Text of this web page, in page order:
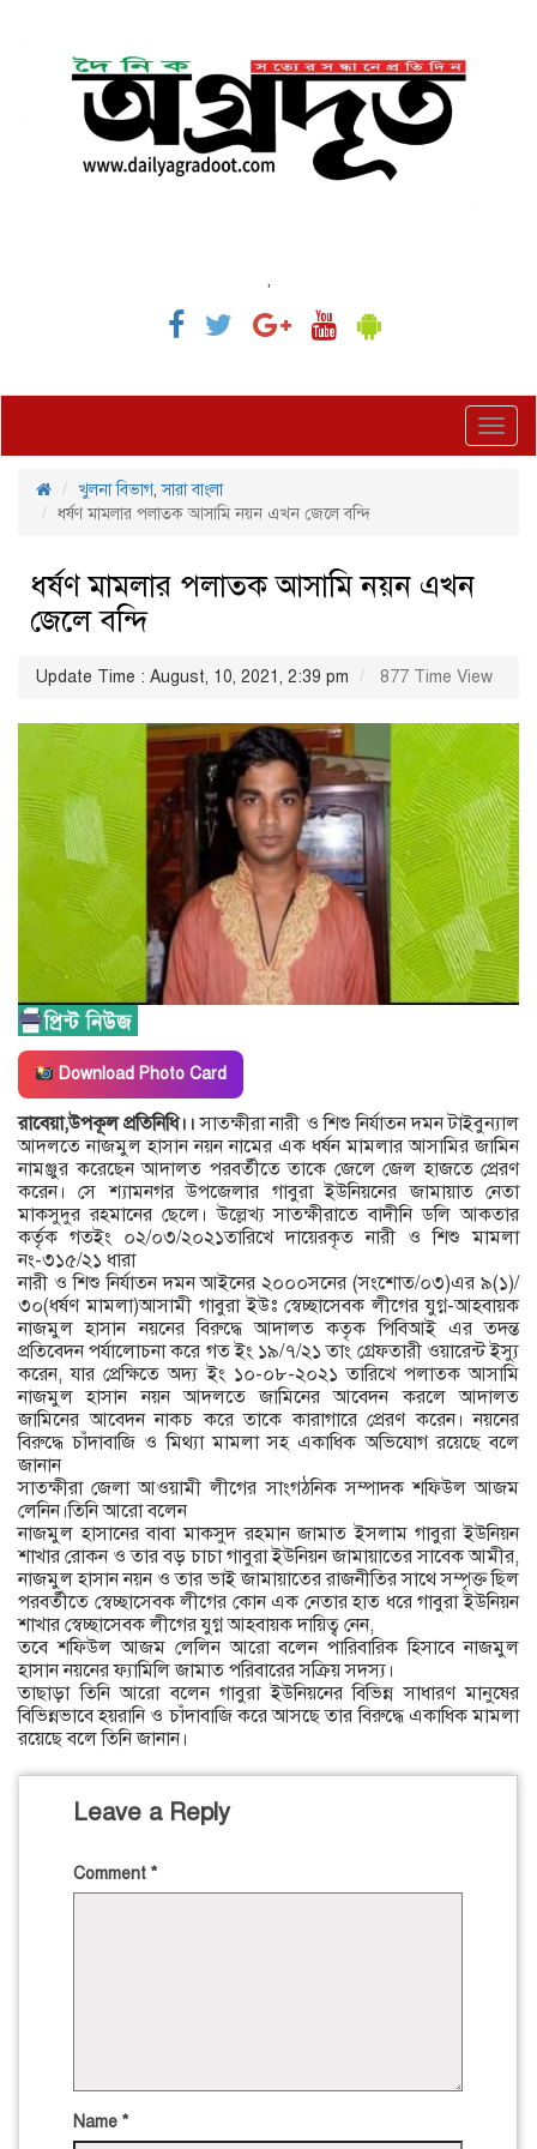
,
খুলনা বিভাগ,সারা বাংলা
ধর্ষণ মামলার পলাতক আসামি নয়ন এখন জেলে বন্দি
ধর্ষণ মামলার পলাতক আসামি নয়ন এখন
জেলে বন্দি
Update Time : August, 10, 2021, 2:39 pm 877 Time View
Download Photo Card
রাবেয়া,উপকূল প্রতিনিধি।। সাতক্ষীরা নারী ও শিশু নির্যাতন দমন টাইবুন্যাল
আদলতে নাজমুল হাসান নয়ন নামের এক ধর্ষন মামলার আসামির জামিন
নামঞ্জুর করেছেন আদালত পরবর্তীতে তাকে জেলে জেল হাজতে প্রেরণ
করেন। সে শ্যামনগর উপজেলার গাবুরা ইউনিয়নের জামায়াত নেতা
মাকসুদুর রহমানের ছেলে। উল্লেখ্য সাতক্ষীরাতে বাদীনি ডলি আকতার
কর্তৃক গতইং ০২/০৩/২০২১তারিখে দায়েরকৃত নারী ও শিশু মামলা
নং-৩১৫/২১ ধারা
নারী ও শিশু নির্যাতন দমন আইনের ২০০০সনের (সংশোত/০৩)এর ৯(১)/
৩০(ধর্ষণ মামলা)আসামী গাবুরা ইউঃ স্বেচ্ছাসেবক লীগের যুগ্ন-আহবায়ক
নাজমুল হাসান নয়নের বিরুদ্ধে আদালত কতৃক পিবিআই এর তদন্ত
প্রতিবেদন পর্যালোচনা করে গত ইং ১৯/৭/২১ তাং গ্রেফতারী ওয়ারেন্ট ইস্যু
করেন, যার প্রেক্ষিতে অদ্য ইং ১০-০৮-২০২১ তারিখে পলাতক আসামি
নাজমুল হাসান নয়ন আদলতে জামিনের আবেদন করলে আদালত
জামিনের আবেদন নাকচ করে তাকে কারাগারে প্রেরণ করেন। নয়নের
বিরুদ্ধে চাঁদাবাজি ও মিথ্যা মামলা সহ একাধিক অভিযোগ রয়েছে বলে
জানান
সাতক্ষীরা জেলা আওয়ামী লীগের সাংগঠনিক সম্পাদক শফিউল আজম
লেনিন।তিনি আরো বলেন
নাজমুল হাসানের বাবা মাকসুদ রহমান জামাত ইসলাম গাবুরা ইউনিয়ন
শাখার রোকন ও তার বড় চাচা গাবুরা ইউনিয়ন জামায়াতের সাবেক আমীর,
নাজমুল হাসান নয়ন ও তার ভাই জামায়াতের রাজনীতির সাথে সম্পৃক্ত ছিল
পরবর্তীতে স্বেচ্ছাসেবক লীগের কোন এক নেতার হাত ধরে গাবুরা ইউনিয়ন
শাখার স্বেচ্ছাসেবক লীগের যুগ্ন আহবায়ক দায়িত্ব নেন,
তবে শফিউল আজম লেলিন আরো বলেন পারিবারিক হিসাবে নাজমুল
হাসান নয়নের ফ্যামিলি জামাত পরিবারের সক্রিয় সদস্য।
তাছাড়া তিনি আরো বলেন গাবুরা ইউনিয়নের বিভিন্ন সাধারণ মানুষের
বিভিন্নভাবে হয়রানি ও চাঁদাবাজি করে আসছে তার বিরুদ্ধে একাধিক মামলা
রয়েছে বলে তিনি জানান।
Leave a Reply
Comment *
Name *